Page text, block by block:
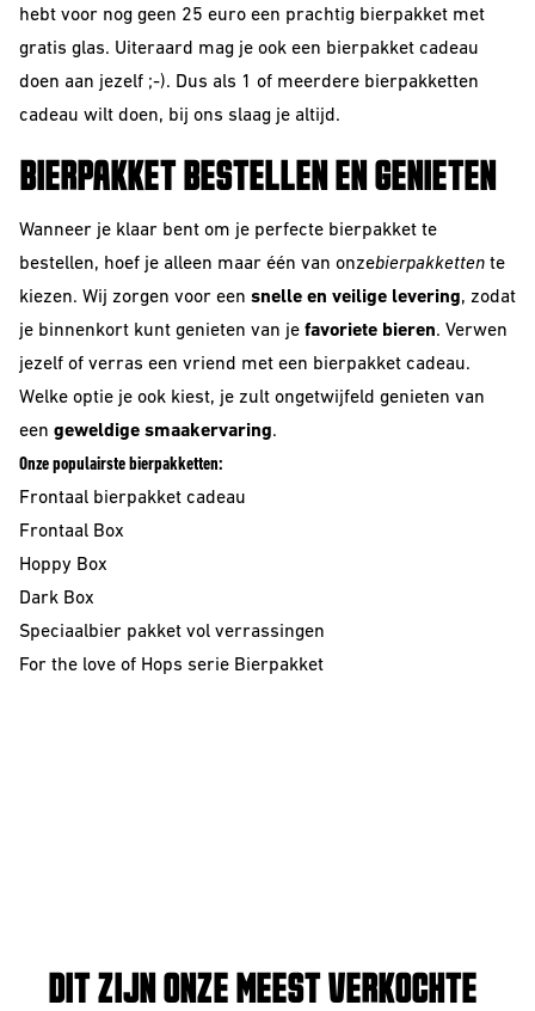
hebt voor nog geen 25 euro een prachtig bierpakket met
gratis glas. Uiteraard mag je ook een bierpakket cadeau
doen aan jezelf ;-). Dus als 1 of meerdere bierpakketten
cadeau wilt doen, bij ons slaag je altijd.
BIERPAKKET BESTELLEN EN GENIETEN
Wanneer je klaar bent om je perfecte bierpakket te
bestellen, hoef je alleen maar één van onzebierpakketten te
kiezen. Wij zorgen voor een snelle en veilige levering, zodat
je binnenkort kunt genieten van je favoriete bieren. Verwen
jezelf of verras een vriend met een bierpakket cadeau.
Welke optie je ook kiest, je zult ongetwijfeld genieten van
een geweldige smaakervaring.
Onze populairste bierpakketten:
Frontaal bierpakket cadeau
Frontaal Box
Hoppy Box
Dark Box
Speciaalbier pakket vol verrassingen
For the love of Hops serie Bierpakket
DIT ZIJN ONZE MEEST VERKOCHTE